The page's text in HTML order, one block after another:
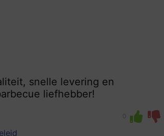
snelle levering en
liefhebber!
0